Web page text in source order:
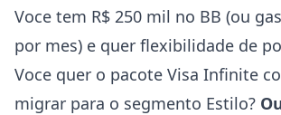
Voce tem R$ 250 mil no BB (ou
por mes) e quer flexibilidade de
Voce quer o pacote Visa Infinite
migrar para o segmento Estilo?